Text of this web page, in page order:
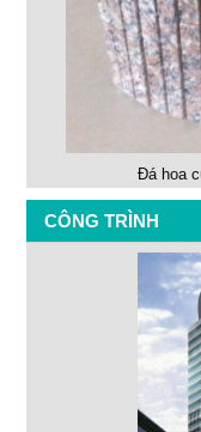
Đá hoa
CÔNG TRÌNH